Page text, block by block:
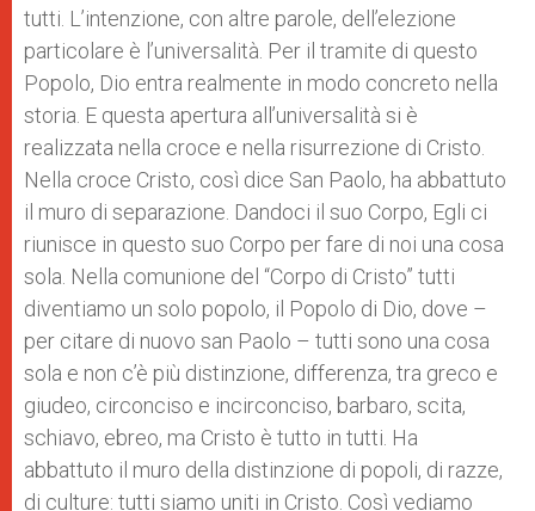
tutti. L’intenzione, con altre parole, dell’elezione
particolare è l’universalità. Per il tramite di questo
Popolo, Dio entra realmente in modo concreto nella
storia. E questa apertura all’universalità si è
realizzata nella croce e nella risurrezione di Cristo.
Nella croce Cristo, così dice San Paolo, ha abbattuto
il muro di separazione. Dandoci il suo Corpo, Egli ci
riunisce in questo suo Corpo per fare di noi una cosa
sola. Nella comunione del “Corpo di Cristo” tutti
diventiamo un solo popolo, il Popolo di Dio, dove –
per citare di nuovo san Paolo – tutti sono una cosa
sola e non c’è più distinzione, differenza, tra greco e
giudeo, circonciso e incirconciso, barbaro, scita,
schiavo, ebreo, ma Cristo è tutto in tutti. Ha
abbattuto il muro della distinzione di popoli, di razze,
di culture: tutti siamo uniti in Cristo. Così vediamo